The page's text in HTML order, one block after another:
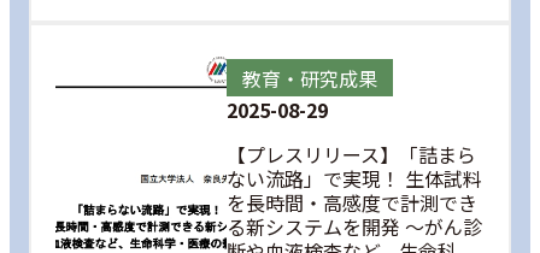
教育・研究成果
2025-08-29
【プレスリリース】「詰まら
ない流路」で実現！ 生体試料
を長時間・高感度で計測でき
る新システムを開発 ～がん診